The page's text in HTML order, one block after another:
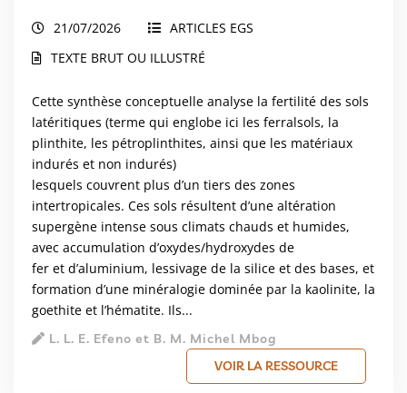
Cameroun)
21/07/2026
ARTICLES EGS
TEXTE BRUT OU ILLUSTRÉ
Cette synthèse conceptuelle analyse la fertilité des sols
latéritiques (terme qui englobe ici les ferralsols, la
plinthite, les pétroplinthites, ainsi que les matériaux
indurés et non indurés)
lesquels couvrent plus d’un tiers des zones
intertropicales. Ces sols résultent d’une altération
supergène intense sous climats chauds et humides,
avec accumulation d’oxydes/hydroxydes de
fer et d’aluminium, lessivage de la silice et des bases, et
formation d’une minéralogie dominée par la kaolinite, la
goethite et l’hématite. Ils...
L. L. E. Efeno et B. M. Michel Mbog
VOIR LA RESSOURCE